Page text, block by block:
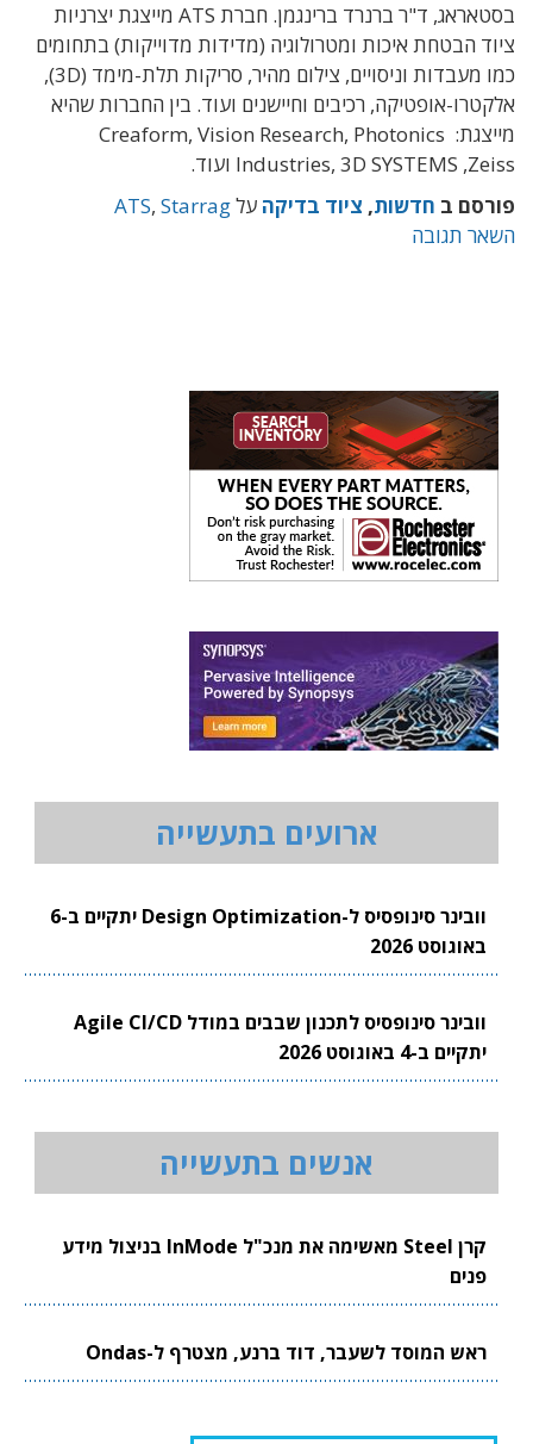
בסטאראג, ד"ר ברנרד ברינגמן. חברת ATS מייצגת יצרניות
ציוד הבטחת איכות ומטרולוגיה (מדידות מדוייקות) בתחומים
כמו מעבדות וניסויים, צילום מהיר, סריקות תלת-מימד (3D),
אלקטרו-אופטיקה, רכיבים וחיישנים ועוד. בין החברות שהיא
מייצגת: Creaform, Vision Research, Photonics
Industries, 3D SYSTEMS ,Zeiss ועוד.
פורסם ב חדשות, ציוד בדיקה על ATS, Starrag
השאר תגובה
ארועים בתעשייה
וובינר סינופסיס ל-Design Optimization יתקיים ב-6
באוגוסט 2026
וובינר סינופסיס לתכנון שבבים במודל Agile CI/CD
יתקיים ב-4 באוגוסט 2026
אנשים בתעשייה
קרן Steel מאשימה את מנכ"ל InMode בניצול מידע
פנים
ראש המוסד לשעבר, דוד ברנע, מצטרף ל-Ondas